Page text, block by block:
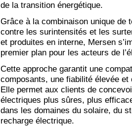
de la transition énergétique.
Grâce à la combinaison unique de
contre les surintensités et les
et produites en interne, Mersen
premier plan pour les acteurs de
Cette approche garantit une
composants, une fiabilité élevée
Elle permet aux clients de
électriques plus sûres, plus
dans les domaines du solaire, du
recharge électrique.